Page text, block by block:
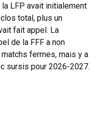
LFP avait initialement
total, plus un
fait appel. La
de la FFF a non
fermes, mais y a
sursis pour 2026-2027.